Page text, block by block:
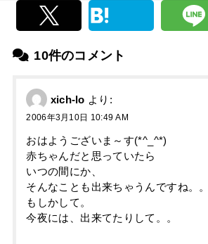
10件のコメント
xich-lo より:
2006年3月10日 10:49 AM
おはようございま～す(*^_^*)
赤ちゃんだと思っていたら
いつの間にか、
そんなことも出来ちゃうんですね。。
もしかして。
今夜には、出来てたりして。。